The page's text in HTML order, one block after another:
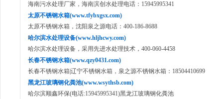
海南污水处理厂家，海南滨创水处理电话：15945995341
太原不锈钢水箱(www.tfybxgsx.com)
太原不锈钢水箱，沈阳泉之源电话：400-186-8688
哈尔滨水处理设备(www.hljhcwy.com)
哈尔滨水处理设备，采用先进水处理技术，400-060-4458
长春不锈钢水箱(www.qzy0431.com)
长春不锈钢水箱|辽宁不锈钢水箱，泉之源不锈钢水箱：18504410699
黑龙江玻璃钢化粪池(www.wsythsb.com)
哈尔滨顺鑫环保(电话:15945995341)黑龙江玻璃钢化粪池